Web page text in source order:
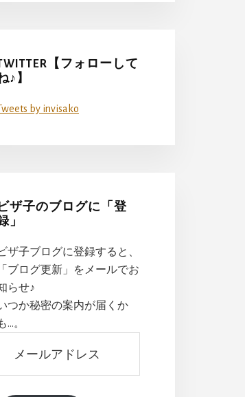
【フォローして
♪】
by invisako
ザ子のブログに「登
」
ザ子ブログに登録すると、
「ブログ更新」をメールでお
らせ♪
つか秘密の案内が届くか
…。